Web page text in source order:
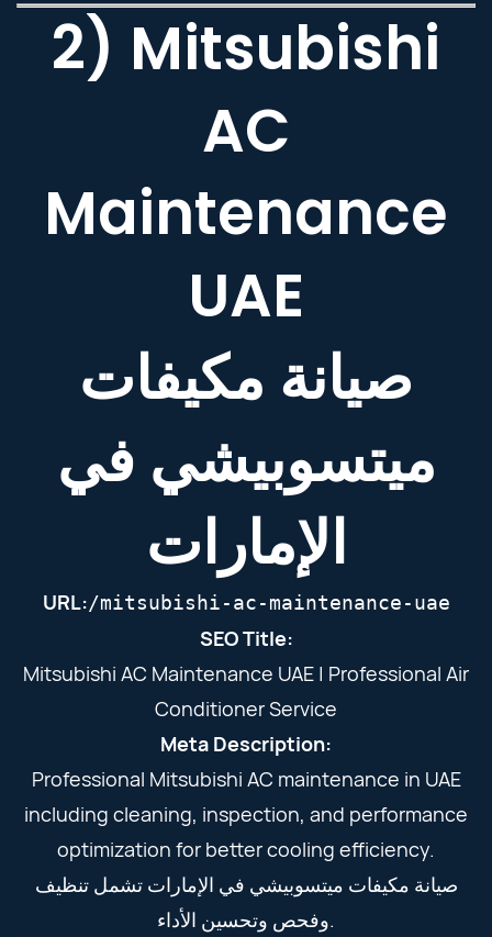
2) Mitsubishi
AC
Maintenance
UAE
صيانة مكيفات
ميتسوبيشي في
الإمارات
URL:/mitsubishi-ac-maintenance-uae
SEO Title:
Mitsubishi AC Maintenance UAE | Professional Air
Conditioner Service
Meta Description:
Professional Mitsubishi AC maintenance in UAE
including cleaning, inspection, and performance
optimization for better cooling efficiency.
صيانة مكيفات ميتسوبيشي في الإمارات تشمل تنظيف
وفحص وتحسين الأداء.